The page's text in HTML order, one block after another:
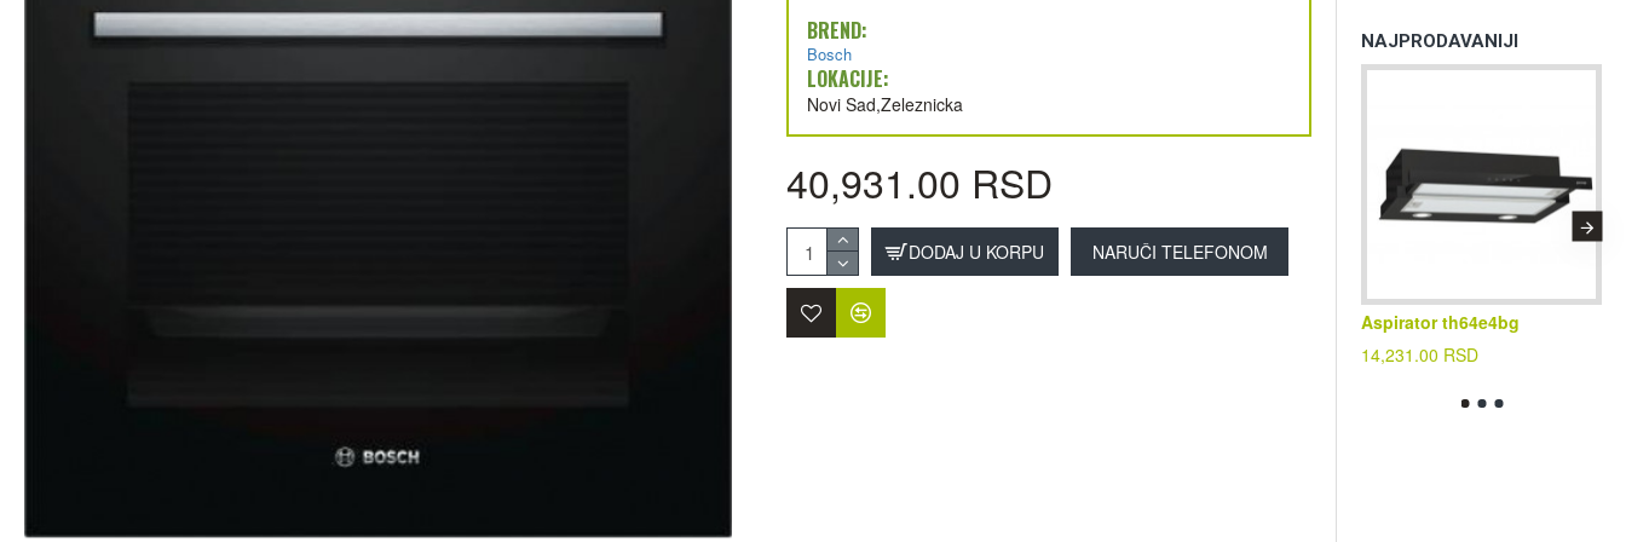
BREND:
Bosch
LOKACIJE:
Novi Sad,Zeleznicka
40,931.00 RSD
DODAJ U KORPU NARUČI TELEFONOM
NAJPRODAVANIJI
Aspirator th64e4bg
14,231.00 RSD